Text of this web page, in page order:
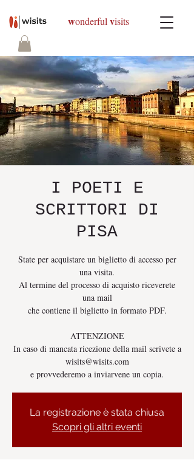
wonderful visits
I POETI E
SCRITTORI DI
PISA
State per acquistare un biglietto di accesso per
una visita.
Al termine del processo di acquisto riceverete
una mail
che contiene il biglietto in formato PDF.
ATTENZIONE
In caso di mancata ricezione della mail scrivete a
wisits@wisits.com
e provvederemo a inviarvene un copia.
La registrazione è stata chiusa
Scopri gli altri eventi